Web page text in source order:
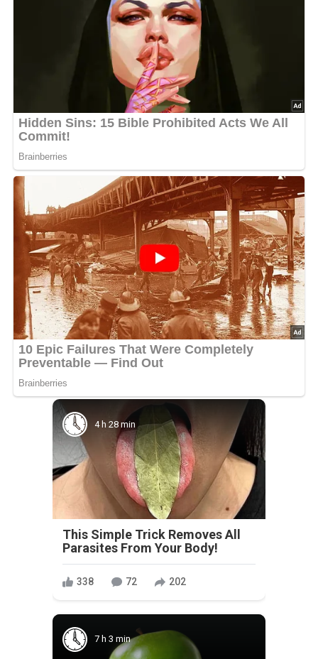
4 h 28 min
This Simple Trick Removes All
Parasites From Your Body!
338 72 202
7 h 3 min